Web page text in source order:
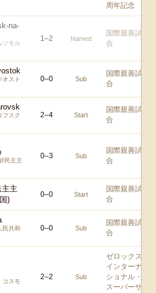
周年記念
na-
ソモル
1–2 Named
国際親善試
合
オスト
0–0 Sub
国際親善試
合
フスク
2–4 Start
国際親善試
合
民主主
0–3 Sub
国際親善試
合
主
)
0–0 Start
国際親善試
合
民共和
0–0 Sub
国際親善試
合
コスモ
2–2 Sub
ゼロックス
インターナ
ショナル・
スーパーサ